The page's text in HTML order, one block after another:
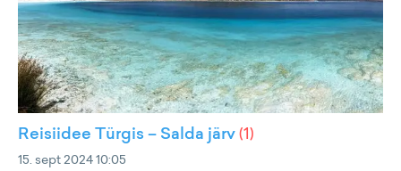
Reisiidee Türgis – Salda järv(1)
15. sept 2024 10:05